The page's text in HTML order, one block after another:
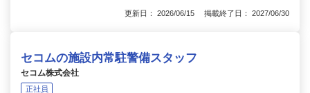
更新日： 2026/06/15 掲載終了日： 2027/06/30
セコムの施設内常駐警備スタッフ
セコム株式会社
正社員